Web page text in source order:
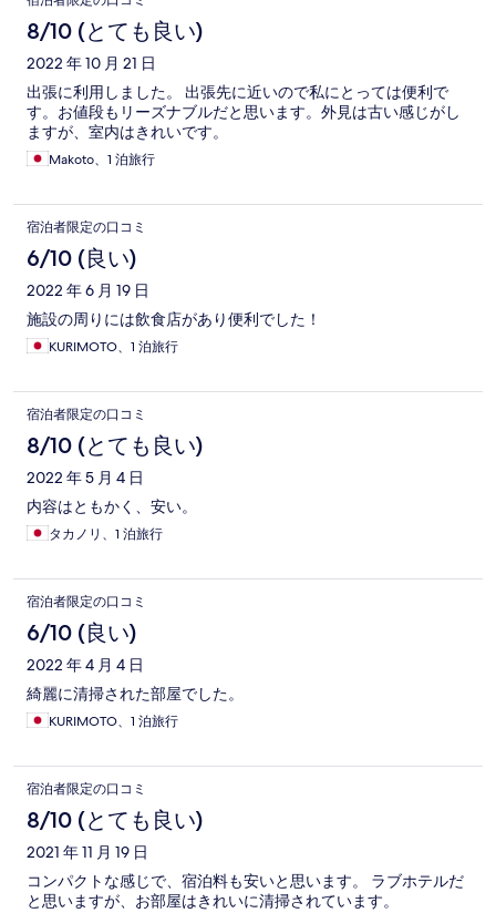
8/10 (とても良い)
2022 年 10 月 21 日
出張に利用しました。 出張先に近いので私にとっては便利で
す。お値段もリーズナブルだと思います。外見は古い感じがし
ますが、室内はきれいです。
Makoto、1 泊旅行
宿泊者限定の口コミ
6/10 (良い)
2022 年 6 月 19 日
施設の周りには飲食店があり便利でした！
KURIMOTO、1 泊旅行
宿泊者限定の口コミ
8/10 (とても良い)
2022 年 5 月 4 日
内容はともかく、安い。
タカノリ、1 泊旅行
宿泊者限定の口コミ
6/10 (良い)
2022 年 4 月 4 日
綺麗に清掃された部屋でした。
KURIMOTO、1 泊旅行
宿泊者限定の口コミ
8/10 (とても良い)
2021 年 11 月 19 日
コンパクトな感じで、宿泊料も安いと思います。 ラブホテルだ
と思いますが、お部屋はきれいに清掃されています。